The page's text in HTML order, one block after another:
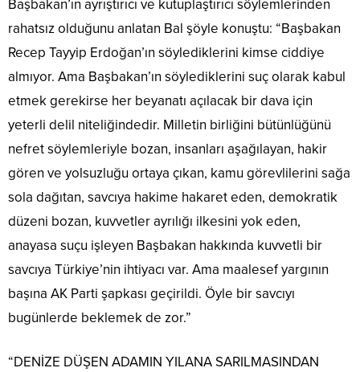
Başbakan’ın ayrıştırıcı ve kutuplaştırıcı söylemlerinden
rahatsız olduğunu anlatan Bal şöyle konuştu: “Başbakan
Recep Tayyip Erdoğan’ın söylediklerini kimse ciddiye
almıyor. Ama Başbakan’ın söylediklerini suç olarak kabul
etmek gerekirse her beyanatı açılacak bir dava için
yeterli delil niteliğindedir. Milletin birliğini bütünlüğünü
nefret söylemleriyle bozan, insanları aşağılayan, hakir
gören ve yolsuzluğu ortaya çıkan, kamu görevlilerini sağa
sola dağıtan, savcıya hakime hakaret eden, demokratik
düzeni bozan, kuvvetler ayrılığı ilkesini yok eden,
anayasa suçu işleyen Başbakan hakkında kuvvetli bir
savcıya Türkiye’nin ihtiyacı var. Ama maalesef yargının
başına AK Parti şapkası geçirildi. Öyle bir savcıyı
bugünlerde beklemek de zor.”
“DENİZE DÜŞEN ADAMIN YILANA SARILMASINDAN